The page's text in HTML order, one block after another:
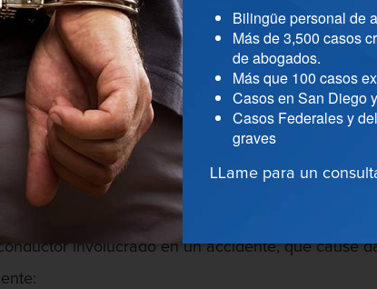
hasta con 6 meses de prisión, multas de
delito mayor de chocar y huir depende de si
sólo puede presentar cargos por delitos
se puede imputar un delito mayor de chocar y
involucrado en un accidente, que cause
Bilingüe personal de
Más de 3,500 casos
de abogados.
Más que 100 casos
Casos en San Diego
Casos Federales y
graves
LLame para un